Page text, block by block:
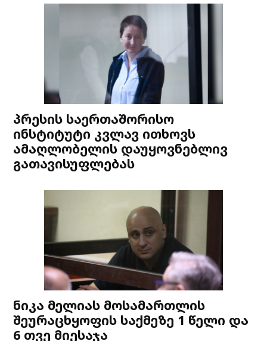
პრესის საერთაშორისო
ინსტიტუტი კვლავ ითხოვს
ამაღლობელის დაუყოვნებლივ
გათავისუფლებას
ნიკა მელიას მოსამართლის
შეურაცხყოფის საქმეზე 1 წელი და
6 თვე მიესაჯა